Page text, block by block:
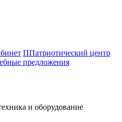
ППатриотический центр
предложения
и оборудование